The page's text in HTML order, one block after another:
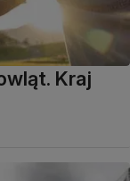
Kraj